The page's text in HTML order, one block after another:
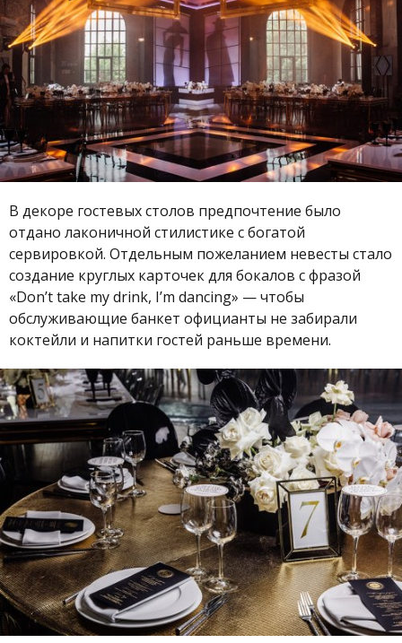
В декоре гостевых столов предпочтение было
отдано лаконичной стилистике с богатой
сервировкой. Отдельным пожеланием невесты стало
создание круглых карточек для бокалов с фразой
«Don’t take my drink, I’m dancing» — чтобы
обслуживающие банкет официанты не забирали
коктейли и напитки гостей раньше времени.